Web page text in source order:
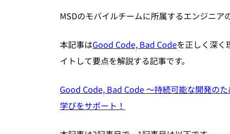
MSDのモバイルチームに所属するエンジニア
本記事はGood Code, Bad Codeを正しく深く
イトして要点を解説する記事です。
Good Code, Bad Code ～持続可能な開発の
学びをサポート！